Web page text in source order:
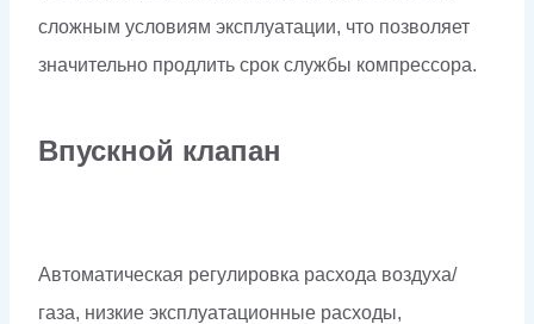
сложным условиям эксплуатации, что позволяет
значительно продлить срок службы компрессора.
Впускной клапан
Автоматическая регулировка расхода воздуха/
газа, низкие эксплуатационные расходы,